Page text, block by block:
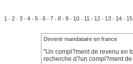
1 - 2 - 3 - 4 - 5 - 6 - 7 - 8 - 9 - 10 - 11 - 12 - 13 - 14 - 15
Devenir mandataire en france
"Un compl?ment de revenu en
recherche d?un compl?ment